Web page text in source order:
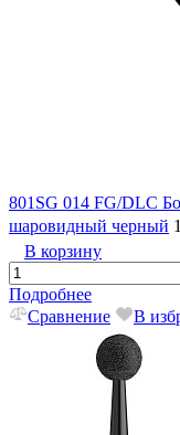
801SG 014 FG/DLC
шаровидный черный
В корзину
Подробнее
Сравнение
В